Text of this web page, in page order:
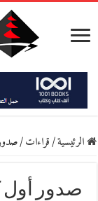
الرئيسية/قراءات/
صدور أول